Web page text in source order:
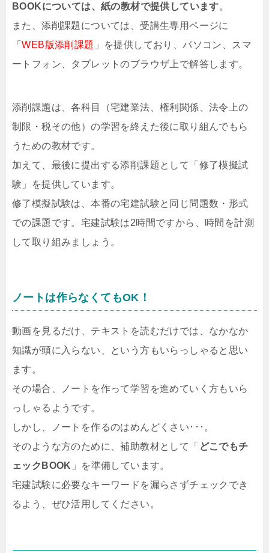
BOOKについては、紙の教材で提供しています。
また、添削課題については、受講生専用ページに
「WEB版添削課題 」を提供しており、パソコン、スマ
ートフォン、タブレットのブラウザ上で解答します。
添削課題は、各科目（宅建業法、権利関係、法令上の
制限・税その他）の学習を終えた後に取り組んでもら
うための教材です。
加えて、最後に提出する添削課題として「修了模擬試
験」を提供しています。
修了模擬試験は、本番の宅建試験と同じ問題数・形式
での課題です。宅建試験は2時間ですから、時間を計測
して取り組みましょう。
ノートは作らなくてもOK！
動画を見るだけ、テキストを読むだけでは、なかなか
知識が頭に入らない、という方もいらっしゃると思い
ます。
その場合、ノートを作って学習を進めていく方もいら
っしゃるようです。
しかし、ノートを作るのはめんどくさい･･･。
そのような方のために、補助教材として「 どこでもチ
ェックBOOK 」を準備しています。
宅建試験に必要なキーワードを漏らさずチェックでき
るよう、ぜひ活用してください。